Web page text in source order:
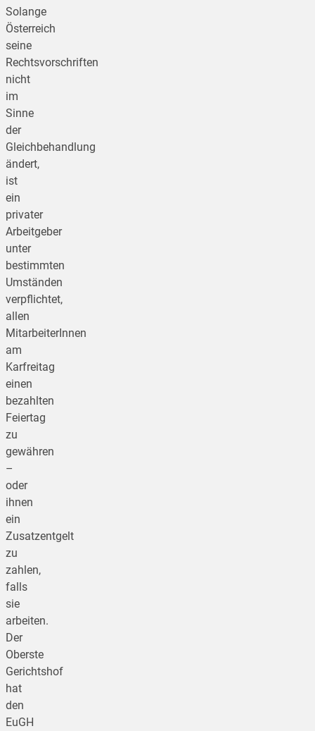
Solange
Österreich
seine
Rechtsvorschriften
nicht
im
Sinne
der
Gleichbehandlung
ändert,
ist
ein
privater
Arbeitgeber
unter
bestimmten
Umständen
verpflichtet,
allen
MitarbeiterInnen
am
Karfreitag
einen
bezahlten
Feiertag
zu
gewähren
–
oder
ihnen
ein
Zusatzentgelt
zu
zahlen,
falls
sie
arbeiten.
Der
Oberste
Gerichtshof
hat
den
EuGH